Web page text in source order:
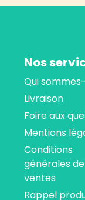
Nos
Qui
Livraison
Foire aux
Mentions
Conditions
générales de
ventes
Rappel